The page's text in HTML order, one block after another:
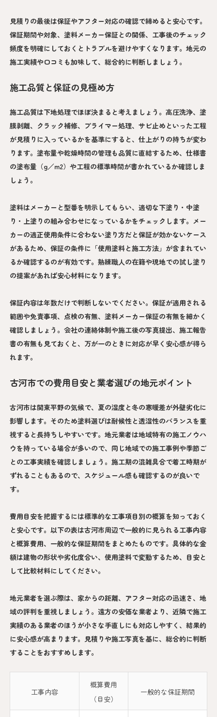
見積りの最後は保証やアフター対応の確認で締めると安心です。
保証期間や対象、塗料メーカー保証との関係、工事後のチェック
頻度を明確にしておくとトラブルを避けやすくなります。地元の
施工実績や口コミも加味して、総合的に判断しましょう。
施工品質と保証の見極め方
施工品質は下地処理でほぼ決まると考えましょう。高圧洗浄、塗
膜剥離、クラック補修、プライマー処理、サビ止めといった工程
が見積りに入っているかを基準にすると、仕上がりの持ちが変わ
ります。塗布量や乾燥時間の管理も品質に直結するため、仕様書
の塗布量（g／m2）や工程の標準時間が書かれているか確認しま
しょう。
塗料はメーカーと型番を明示してもらい、適切な下塗り・中塗
り・上塗りの組み合わせになっているかをチェックします。メー
カーの適正使用条件に合わない塗り方だと保証が効かないケース
があるため、保証の条件に「使用塗料と施工方法」が含まれてい
るか確認するのが有効です。熟練職人の在籍や現地での試し塗り
の提案があれば安心材料になります。
保証内容は年数だけで判断しないでください。保証が適用される
範囲や免責事項、点検の有無、塗料メーカー保証の有無を細かく
確認しましょう。会社の連絡体制や施工後の写真提出、施工報告
書の有無も見ておくと、万が一のときに対応が早く安心感が得ら
れます。
古河市での費用目安と業者選びの地元ポイント
古河市は関東平野の気候で、夏の湿度と冬の寒暖差が外壁劣化に
影響します。そのため塗料選びは耐候性と透湿性のバランスを重
視すると長持ちしやすいです。地元業者は地域特有の施工ノウハ
ウを持っている場合が多いので、同じ地域での施工事例や季節ご
との工事実績を確認しましょう。施工期の混雑具合で着工時期が
ずれることもあるので、スケジュール感も確認するのが良いで
す。
費用目安を把握するには標準的な工事項目別の概算を知っておく
と安心です。以下の表は古河市周辺で一般的に見られる工事内容
と概算費用、一般的な保証期間をまとめたものです。具体的な金
額は建物の形状や劣化度合い、使用塗料で変動するため、目安と
して比較材料にしてください。
地元業者を選ぶ際は、家からの距離、アフター対応の迅速さ、地
域の評判を重視しましょう。遠方の安価な業者より、近隣で施工
実績のある業者のほうが小さな手直しにも対応しやすく、結果的
に安心感が高まります。見積りや施工写真を基に、総合的に判断
することをおすすめします。
工事内容
概算費用
（目安）
一般的な保証期間